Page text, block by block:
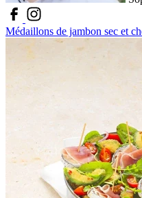
Médaillons de jambon sec et